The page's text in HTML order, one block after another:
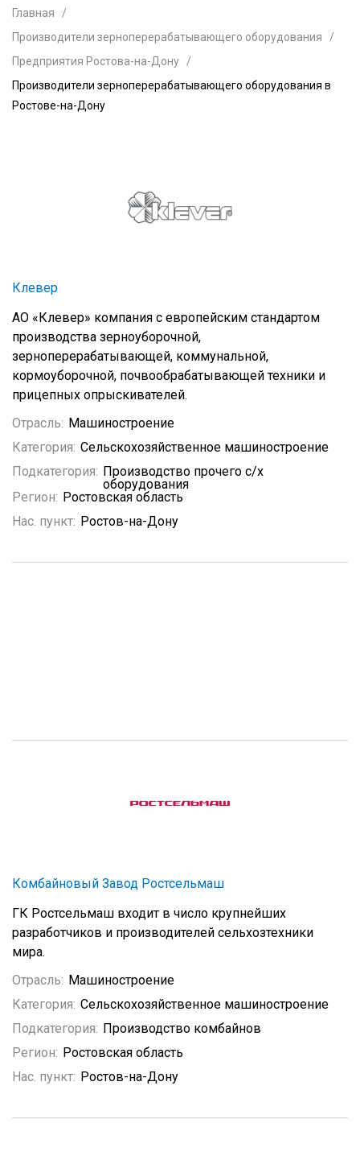
Главная
Производители зерноперерабатывающего оборудования
Предприятия Ростова-на-Дону
Производители зерноперерабатывающего оборудования в
Ростове-на-Дону
Клевер
АО «Клевер» компания с европейским стандартом
производства зерноуборочной,
зерноперерабатывающей, коммунальной,
кормоуборочной, почвообрабатывающей техники и
прицепных опрыскивателей.
Отрасль: Машиностроение
Категория: Сельскохозяйственное машиностроение
Подкатегория: Производство прочего с/х
оборудования
Регион: Ростовская область
Нас. пункт: Ростов-на-Дону
Комбайновый Завод Ростсельмаш
ГК Ростсельмаш входит в число крупнейших
разработчиков и производителей сельхозтехники
мира.
Отрасль: Машиностроение
Категория: Сельскохозяйственное машиностроение
Подкатегория: Производство комбайнов
Регион: Ростовская область
Нас. пункт: Ростов-на-Дону